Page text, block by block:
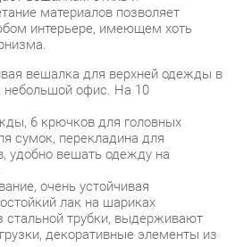
вешалка для верхней одежды в
офис. На 10
6 крючков для головных
сумок, перекладина для
вешать одежду на
очень устойчивая
лак на шариках
трубки, выдерживают
декоративные элементы из
легко транспортировать и